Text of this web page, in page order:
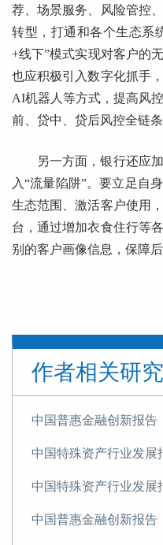
荐、场景服务、风险管控
转型，打通和各个生态系
+线下”模式实现对客户的
也应积极引入数字化抓手
AI机器人等方式，提高风
前、贷中、贷后风控全链条
另一方面，银行还应
入“流量陷阱”。要立足自
生态范围、激活客户使用
台，通过增加衣食住行等
别的客户画像信息，保障
作者相关研究
中国普惠金融创新报告
中国特殊资产行业发展
中国特殊资产行业发展
中国普惠金融创新报告